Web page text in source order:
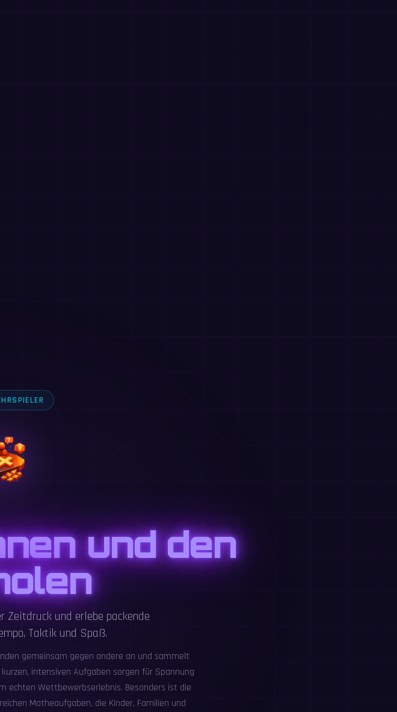
und den
Zeitdruck und erlebe packende
Taktik und Spaß.
gemeinsam gegen andere an und sammelt
intensiven Aufgaben sorgen für Spannung
echten Wettbewerbserlebnis. Besonders ist die
Matheaufgaben, die Kinder, Familien und